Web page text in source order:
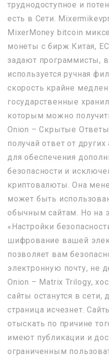
труднодоступное и
есть в Сети.
MixerMoney bitcoin
монеты с бирж Китая,
задают программисты,
используется ручная
скорость крайне
государственные
которым можно
Onion – Скрытые
получай ответ от
для обеспечения
безопасности и
криптовалюты. Она
может быть
обычным сайтам. Но на
«Настройки
шифрование вашей
позволяет вам
электронную почту, не
Onion – Matrix Trilogy,
сайты останутся в сети,
страница исчезнет.
отыскать по причине
имеют публикации и
ограниченным